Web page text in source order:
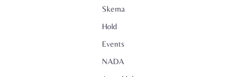
Skema
Hold
Events
NADA